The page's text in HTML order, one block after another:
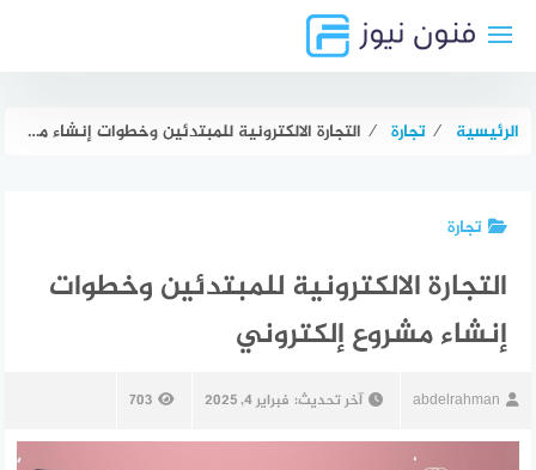
الرئيسية ⁄ تجارة ⁄ التجارة الالكترونية للمبتدئين وخطوات إنشاء مشروع إلكتروني
تجارة
التجارة الالكترونية للمبتدئين وخطوات
إنشاء مشروع إلكتروني
abdelrahman آخر تحديث: فبراير 4, 2025 703